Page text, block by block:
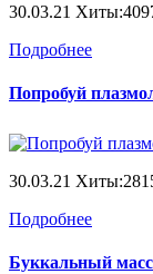
30.03.21
Подробнее
Попробуй
30.03.21
Подробнее
Буккальный